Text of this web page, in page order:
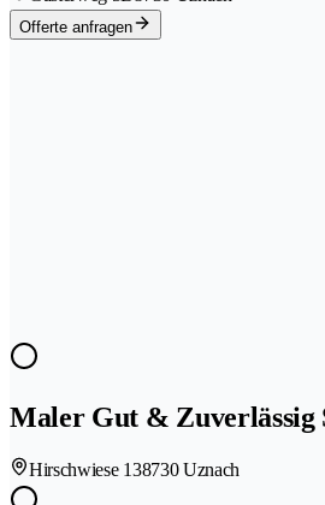
Offerte anfragen
Maler Gut & Zuverlässig
Hirschwiese 138730 Uznach